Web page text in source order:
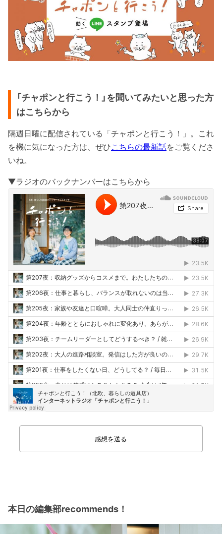
「チャポンと行こう！」を聞いてみたいと思った方
はこちらから
隔週日曜に配信されている「チャポンと行こう！」。これ
を機に気になった方は、ぜひこちらの最新話をご覧くださ
いね。
▼ラジオのバックナンバーはこちらから
感想を送る
本日の編集部recommends！